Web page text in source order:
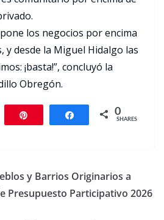
los negocios por encima
y desde la Miguel Hidalgo las
¡basta!”, concluyó la
Obregón.
Share 0
SHARES
y Barrios Originarios a
Presupuesto Participativo 2026